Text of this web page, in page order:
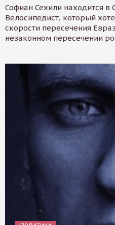
Софиан Сехили находится в
Велосипедист, который
скорости пересечения
незаконном пересечении